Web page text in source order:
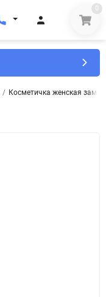
0
/ Косметичка женская